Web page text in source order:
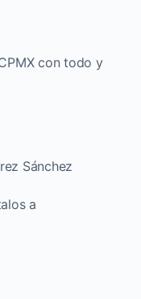
con todo y
Sánchez
a